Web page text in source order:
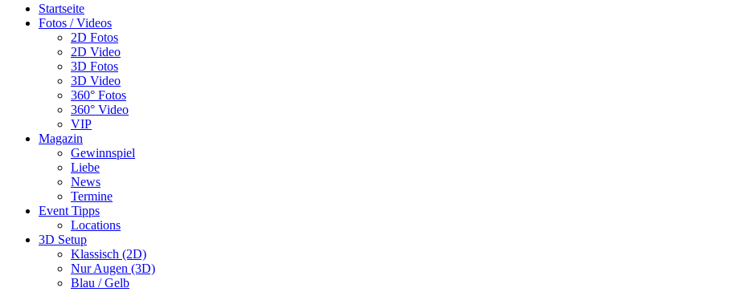
Startseite
Fotos / Videos
2D Fotos
2D Video
3D Fotos
3D Video
360° Fotos
360° Video
VIP
Magazin
Gewinnspiel
Liebe
News
Termine
Event Tipps
Locations
3D Setup
Klassisch (2D)
Nur Augen (3D)
Blau / Gelb